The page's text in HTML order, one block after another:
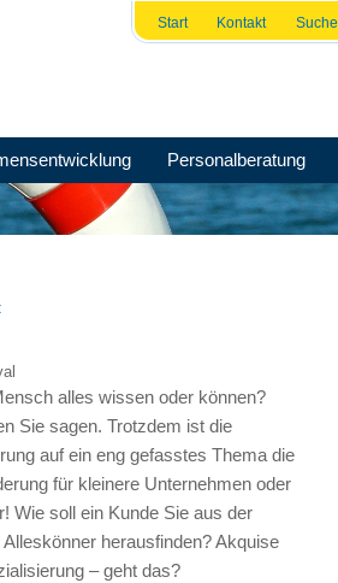
Start Kontakt Suche
Personalberatung
alles wissen oder können?
Sie sagen. Trotzdem ist die
auf ein eng gefasstes Thema die
für kleinere Unternehmen oder
Wie soll ein Kunde Sie aus der
herausfinden? Akquise
– geht das?